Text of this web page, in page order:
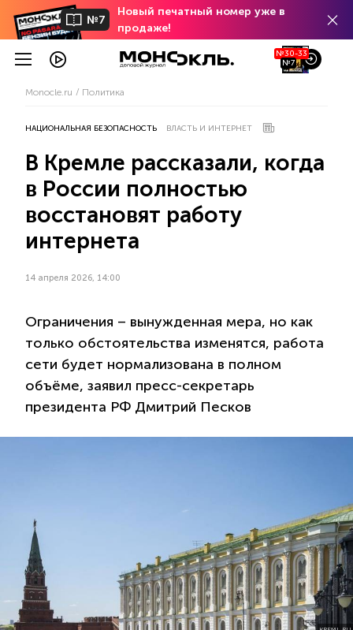
№7
Новый печатный номер уже в
продаже!
№30-33
№7
Monocle.ru Политика
НАЦИОНАЛЬНАЯ БЕЗОПАСНОСТЬ ВЛАСТЬ И ИНТЕРНЕТ
В Кремле рассказали, когда
в России полностью
восстановят работу
интернета
14 апреля 2026, 14:00
Ограничения – вынужденная мера, но как
только обстоятельства изменятся, работа
сети будет нормализована в полном
объёме, заявил пресс-секретарь
президента РФ Дмитрий Песков